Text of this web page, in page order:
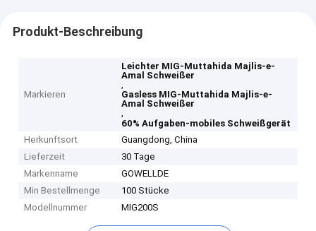
Produkt-Beschreibung
Markieren
Leichter MIG-Muttahida Majlis-e-
Amal Schweißer
,
Gasless MIG-Muttahida Majlis-e-
Amal Schweißer
,
60% Aufgaben-mobiles Schweißgerät
Herkunftsort
Guangdong, China
Lieferzeit
30 Tage
Markenname
GOWELLDE
Min Bestellmenge
100 Stücke
Modellnummer
MIG200S